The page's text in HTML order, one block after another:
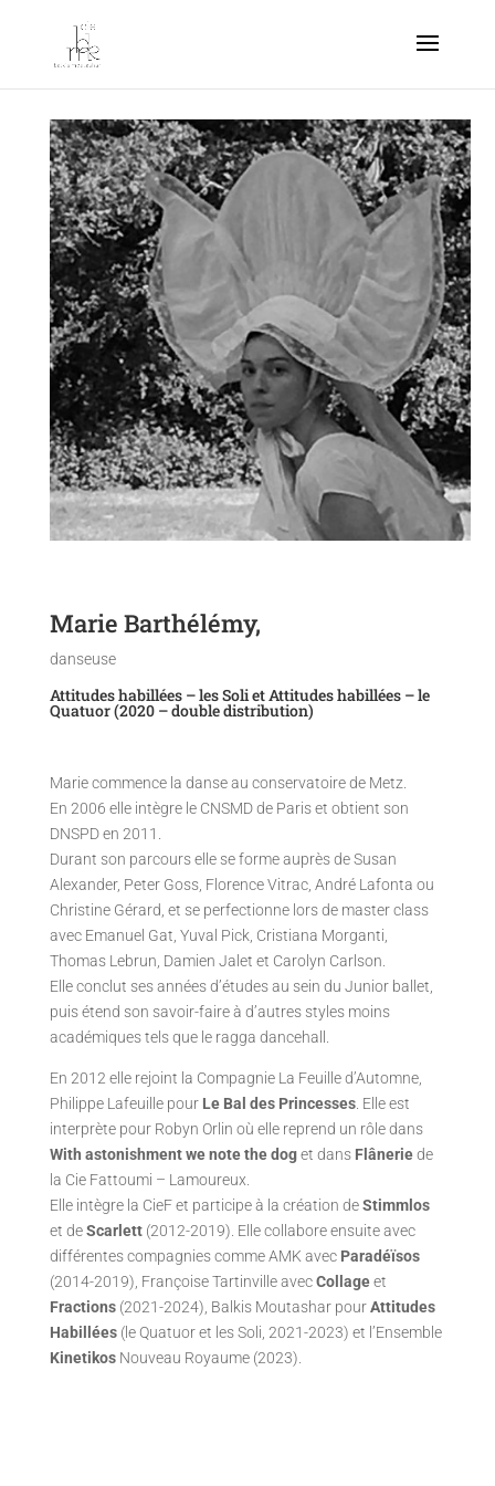
Marie Barthélémy,
danseuse
Attitudes habillées – les Soli et Attitudes habillées – le
Quatuor (2020 – double distribution)
Marie commence la danse au conservatoire de Metz.
En 2006 elle intègre le CNSMD de Paris et obtient son
DNSPD en 2011.
Durant son parcours elle se forme auprès de Susan
Alexander, Peter Goss, Florence Vitrac, André Lafonta ou
Christine Gérard, et se perfectionne lors de master class
avec Emanuel Gat, Yuval Pick, Cristiana Morganti,
Thomas Lebrun, Damien Jalet et Carolyn Carlson.
Elle conclut ses années d’études au sein du Junior ballet,
puis étend son savoir-faire à d’autres styles moins
académiques tels que le ragga dancehall.
En 2012 elle rejoint la Compagnie La Feuille d’Automne,
Philippe Lafeuille pour Le Bal des Princesses. Elle est
interprète pour Robyn Orlin où elle reprend un rôle dans
With astonishment we note the doget dans Flâneriede
la Cie Fattoumi – Lamoureux.
Elle intègre la CieF et participe à la création deStimmlos
et deScarlett(2012-2019). Elle collabore ensuite avec
différentes compagnies comme AMK avec Paradéïsos
(2014-2019), Françoise Tartinville avecCollageet
Fractions(2021-2024), Balkis Moutashar pourAttitudes
Habillées(le Quatuor et les Soli, 2021-2023) et l’Ensemble
KinetikosNouveau Royaume (2023).